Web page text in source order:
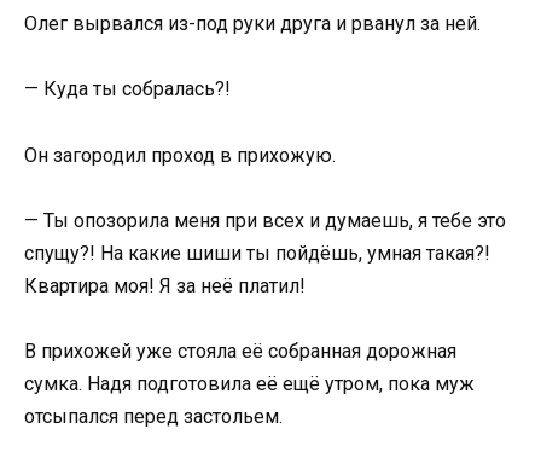
Олег вырвался из-под руки друга и рванул за ней.
— Куда ты собралась?!
Он загородил проход в прихожую.
— Ты опозорила меня при всех и думаешь, я тебе это
спущу?! На какие шиши ты пойдёшь, умная такая?!
Квартира моя! Я за неё платил!
В прихожей уже стояла её собранная дорожная
сумка. Надя подготовила её ещё утром, пока муж
отсыпался перед застольем.